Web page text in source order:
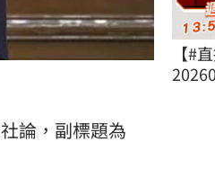
論，副標題為
【#